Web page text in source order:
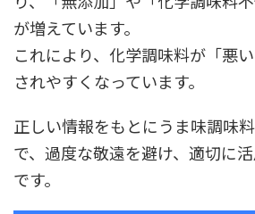
が増えています。
これにより、化学調味料が「悪
されやすくなっています。
正しい情報をもとにうま味調味
で、過度な敬遠を避け、適切に
です。